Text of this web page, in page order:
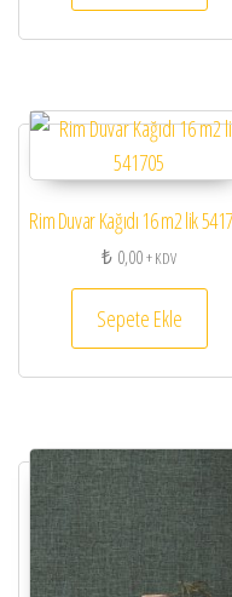
Rim Duvar Kağıdı 16 m2 lik
₺ 0,00+ KDV
Sepete Ekle